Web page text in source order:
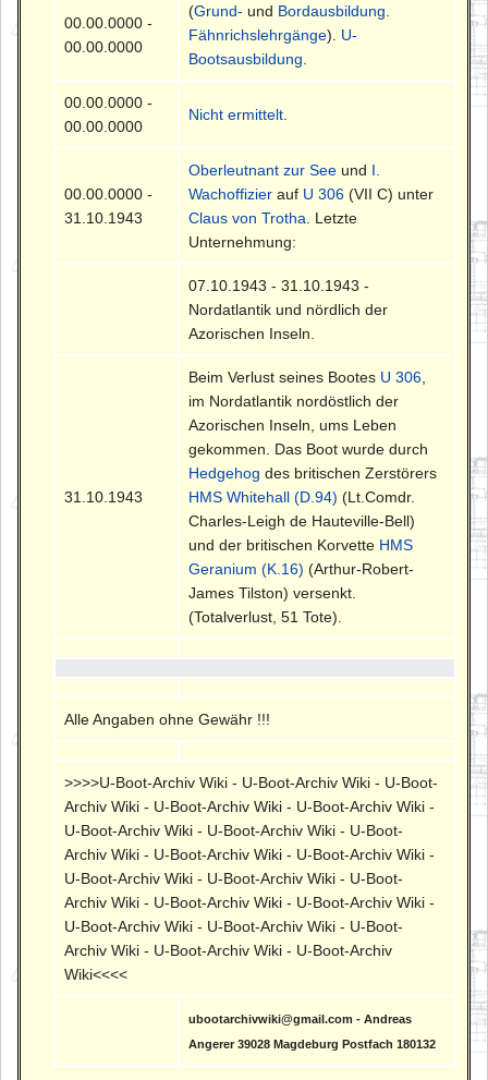
00.00.0000 -
00.00.0000
(Grund- und Bordausbildung
Fähnrichslehrgänge). U-
Bootsausbildung
00.00.0000 -
00.00.0000
Nicht ermittelt
00.00.0000 -
31.10.1943
Oberleutnant zur See und I.
Wachoffizier auf U 306 (VII C) unter
Claus von Trotha . Letzte
Unternehmung:
07.10.1943 - 31.10.1943 -
Nordatlantik und nördlich der
Azorischen Inseln.
31.10.1943
Beim Verlust seines Bootes U 306
im Nordatlantik nordöstlich der
Azorischen Inseln, ums Leben
gekommen. Das Boot wurde durch
Hedgehog des britischen Zerstörers
HMS Whitehall (D.94) (Lt.Comdr.
Charles-Leigh de Hauteville-Bell)
und der britischen Korvette HMS
Geranium (K.16) (Arthur-Robert-
James Tilston) versenkt.
(Totalverlust, 51 Tote).
Alle Angaben ohne Gewähr !!!
>>>>U-Boot-Archiv Wiki - U-Boot-Archiv Wiki - U-Boot-
Archiv Wiki - U-Boot-Archiv Wiki - U-Boot-Archiv Wiki -
U-Boot-Archiv Wiki - U-Boot-Archiv Wiki - U-Boot-
Archiv Wiki - U-Boot-Archiv Wiki - U-Boot-Archiv Wiki -
U-Boot-Archiv Wiki - U-Boot-Archiv Wiki - U-Boot-
Archiv Wiki - U-Boot-Archiv Wiki - U-Boot-Archiv Wiki -
U-Boot-Archiv Wiki - U-Boot-Archiv Wiki - U-Boot-
Archiv Wiki - U-Boot-Archiv Wiki - U-Boot-Archiv
Wiki<<<<
ubootarchivwiki@gmail.com - Andreas
Angerer 39028 Magdeburg Postfach 180132